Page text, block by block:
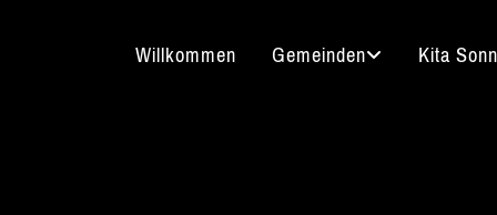
Willkommen Gemeinden Kita